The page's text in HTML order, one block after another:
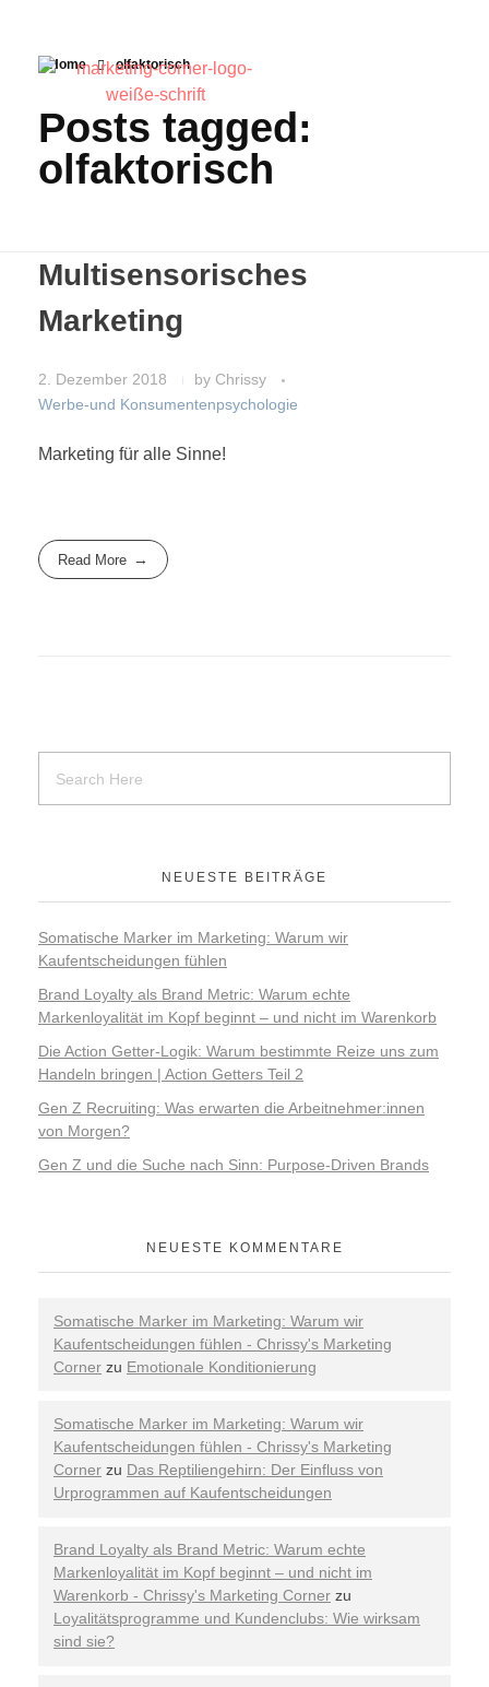
Home olfaktorisch
Posts tagged:
olfaktorisch
Multisensorisches
Marketing
2. Dezember 2018 by Chrissy
Werbe-und Konsumentenpsychologie
Marketing für alle Sinne!
Read More
NEUESTE BEITRÄGE
Somatische Marker im Marketing: Warum wir
Kaufentscheidungen fühlen
Brand Loyalty als Brand Metric: Warum echte
Markenloyalität im Kopf beginnt – und nicht im Warenkorb
Die Action Getter-Logik: Warum bestimmte Reize uns zum
Handeln bringen | Action Getters Teil 2
Gen Z Recruiting: Was erwarten die Arbeitnehmer:innen
von Morgen?
Gen Z und die Suche nach Sinn: Purpose-Driven Brands
NEUESTE KOMMENTARE
Somatische Marker im Marketing: Warum wir
Kaufentscheidungen fühlen - Chrissy's Marketing
Corner zu Emotionale Konditionierung
Somatische Marker im Marketing: Warum wir
Kaufentscheidungen fühlen - Chrissy's Marketing
Corner zu Das Reptiliengehirn: Der Einfluss von
Urprogrammen auf Kaufentscheidungen
Brand Loyalty als Brand Metric: Warum echte
Markenloyalität im Kopf beginnt – und nicht im
Warenkorb - Chrissy's Marketing Corner zu
Loyalitätsprogramme und Kundenclubs: Wie wirksam
sind sie?